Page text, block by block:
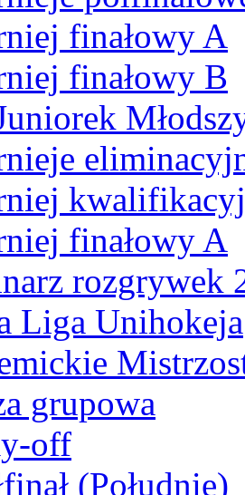
finałowy A
finałowy B
finałowy A
rozgrywek
Liga Unihokeja
grupowa
off
(Południe)